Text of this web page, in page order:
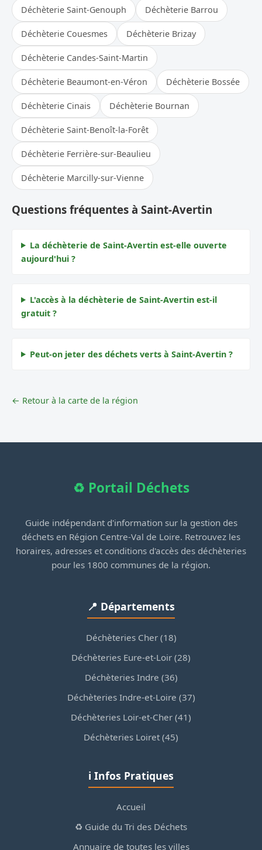
Déchèterie Saint-Genouph Déchèterie Barrou
Déchèterie Couesmes Déchèterie Brizay
Déchèterie Candes-Saint-Martin
Déchèterie Beaumont-en-Véron Déchèterie Bossée
Déchèterie Cinais Déchèterie Bournan
Déchèterie Saint-Benoît-la-Forêt
Déchèterie Ferrière-sur-Beaulieu
Déchèterie Marcilly-sur-Vienne
Questions fréquentes à Saint-Avertin
La déchèterie de Saint-Avertin est-elle ouverte
aujourd'hui ?
L'accès à la déchèterie de Saint-Avertin est-il
gratuit ?
Peut-on jeter des déchets verts à Saint-Avertin ?
← Retour à la carte de la région
♻️ Portail Déchets
Guide indépendant d'information sur la gestion des
déchets en Région Centre-Val de Loire. Retrouvez les
horaires, adresses et conditions d'accès des déchèteries
pour les 1800 communes de la région.
📍 Départements
Déchèteries Cher (18)
Déchèteries Eure-et-Loir (28)
Déchèteries Indre (36)
Déchèteries Indre-et-Loire (37)
Déchèteries Loir-et-Cher (41)
Déchèteries Loiret (45)
ℹ️ Infos Pratiques
Accueil
♻️ Guide du Tri des Déchets
Annuaire de toutes les villes